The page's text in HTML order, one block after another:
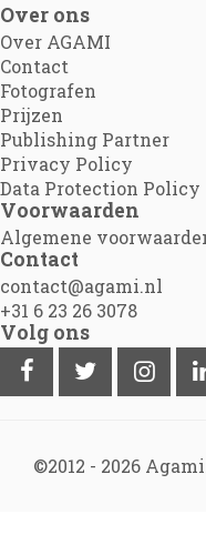
Over ons
Over AGAMI
Contact
Fotografen
Prijzen
Publishing Partner
Privacy Policy
Data Protection Policy
Voorwaarden
Algemene
Contact
contact@agami.nl
+31 6 23 26 3078
Volg ons
©2012 - 2026